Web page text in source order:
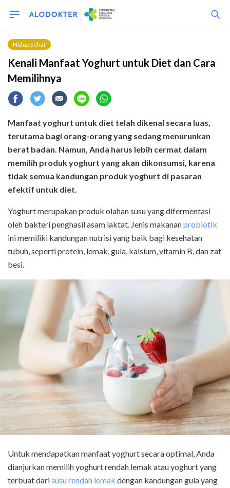
Hidup Sehat
Kenali Manfaat Yoghurt untuk Diet dan Cara
Memilihnya
Manfaat yoghurt untuk diet telah dikenal secara luas,
terutama bagi orang-orang yang sedang menurunkan
berat badan. Namun, Anda harus lebih cermat dalam
memilih produk yoghurt yang akan dikonsumsi, karena
tidak semua kandungan produk yoghurt di pasaran
efektif untuk diet.
Yoghurt merupakan produk olahan susu yang difermentasi
oleh bakteri penghasil asam laktat. Jenis makananprobiotik
ini memiliki kandungan nutrisi yang baik bagi kesehatan
tubuh, seperti protein, lemak, gula, kalsium, vitamin B, dan zat
besi.
Untuk mendapatkan manfaat yoghurt secara optimal, Anda
dianjurkan memilih yoghurt rendah lemak atau yoghurt yang
terbuat darisusu rendah lemak dengan kandungan gula yang